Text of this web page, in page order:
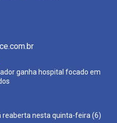
ganha hospital focado em
reaberta nesta quinta-feira (6)